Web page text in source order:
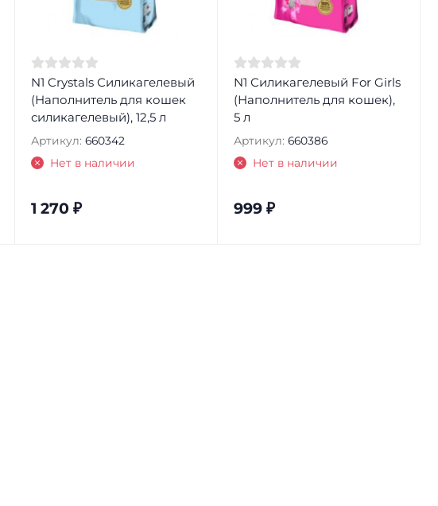
N1 Crystals Силикагелевый
(Наполнитель для кошек
силикагелевый), 12,5 л
Артикул: 660342
Нет в наличии
1 270 ₽
N1 Силикагелевый For Girls
(Наполнитель для кошек),
5 л
Артикул: 660386
Нет в наличии
999 ₽